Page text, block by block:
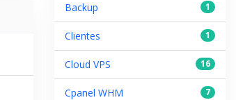
1
Backup
1
Clientes
16
Cloud VPS
7
Cpanel WHM